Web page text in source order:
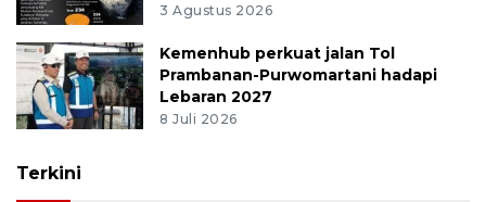
3 Agustus 2026
Kemenhub perkuat jalan Tol
Prambanan-Purwomartani hadapi
Lebaran 2027
8 Juli 2026
Terkini